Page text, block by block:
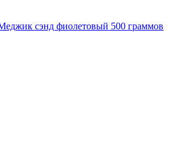
сэнд фиолетовый 500 граммов